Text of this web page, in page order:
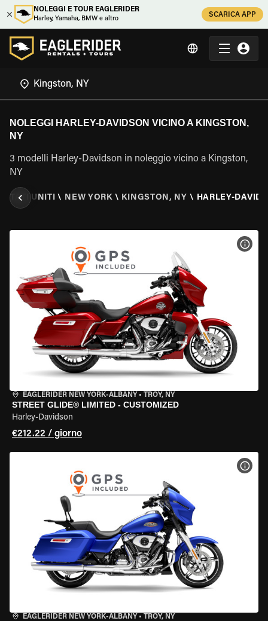
NOLEGGI E TOUR EAGLERIDER
Harley, Yamaha, BMW e altro
SCARICA APP
NOLEGGI HARLEY-DAVIDSON VICINO A KINGSTON,
NY
3 modelli Harley-Davidson in noleggio vicino a Kingston,
NY
STATI UNITI \ NEW YORK \ KINGSTON, NY \ HARLEY-
EAGLERIDER NEW YORK-ALBANY • TROY, NY
STREET GLIDE® LIMITED - CUSTOMIZED
Harley-Davidson
€212.22 / giorno
EAGLERIDER NEW YORK-ALBANY • TROY, NY